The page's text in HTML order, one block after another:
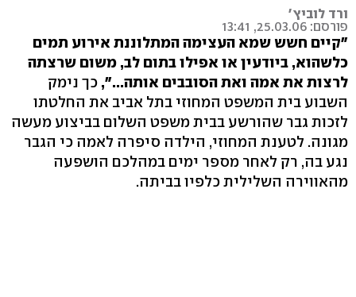
ורד לוביץ'
פורסם: 25.03.06, 13:41
"קיים חשש שמא העצימה המתלוננת אירוע תמים
כלשהוא, ביודעין או אפילו בתום לב, משום שרצתה
לרצות את אמה ואת הסובבים אותה...", כך נימק
השבוע בית המשפט המחוזי בתל אביב את החלטתו
לזכות גבר שהורשע בבית משפט השלום בביצוע מעשה
מגונה. לטענת המחוזי, הילדה סיפרה לאמה כי הגבר
נגע בה, רק לאחר מספר ימים במהלכם הושפעה
מהאווירה השלילית כלפיו בביתה.